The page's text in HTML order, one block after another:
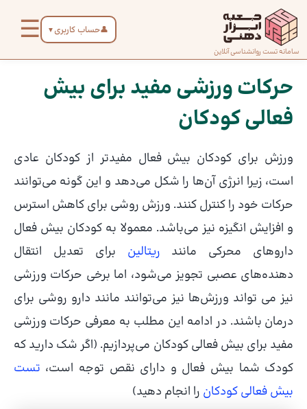
محتوا
سامانه تست روانشناسی آنلاین
👤حساب کاربری ▼
☰
صفحه
اصلی
درباره
تماس
با ما
دسته‌بندی
تست‌ها
حرکات ورزشی مفید برای بیش
فعالی کودکان
ورزش برای کودکان بیش فعال مفیدتر از کودکان عادی
است، زیرا انرژی آن‌ها را شکل می‌دهد و این گونه می‌توانند
حرکات خود را کنترل کنند‌‌. ورزش روشی برای کاهش استرس
و افزایش انگیزه نیز می‌باشد. معمولا به کودکان بیش فعال
داروهای محرکی مانند ریتالین برای تعدیل انتقال
دهنده‌های عصبی تجویز می‌شود، اما برخی حرکات ورزشی
نیز می تواند ورزش‌ها نیز می‌توانند مانند دارو روشی برای
درمان باشند. در ادامه این مطلب به معرفی حرکات ورزشی
مفید برای بیش فعالی کودکان می‌پردازیم. (اگر شک دارید که
کودک شما بیش فعال و دارای نقص توجه است، تست
بیش فعالی کودکان را انجام دهید)
پیمایش